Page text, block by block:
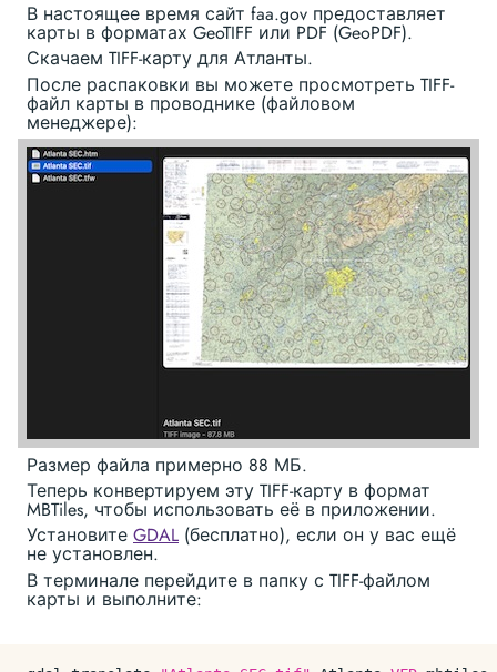
В настоящее время сайт faa.gov предоставляет
карты в форматах GeoTIFF или PDF (GeoPDF).
Скачаем TIFF-карту для Атланты.
После распаковки вы можете просмотреть TIFF-
файл карты в проводнике (файловом
менеджере):
Размер файла примерно 88 МБ.
Теперь конвертируем эту TIFF-карту в формат
MBTiles, чтобы использовать её в приложении.
Установите GDAL (бесплатно), если он у вас ещё
не установлен.
В терминале перейдите в папку с TIFF-файлом
карты и выполните: